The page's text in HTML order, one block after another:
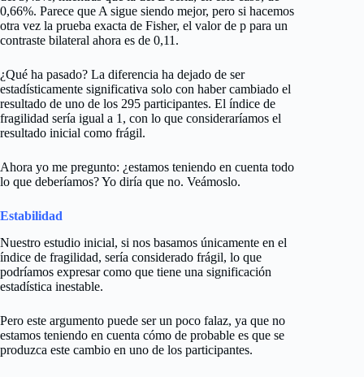
0,66%. Parece que A sigue siendo mejor, pero si hacemos
otra vez la prueba exacta de Fisher, el valor de p para un
contraste bilateral ahora es de 0,11.
¿Qué ha pasado? La diferencia ha dejado de ser
estadísticamente significativa solo con haber cambiado el
resultado de uno de los 295 participantes. El índice de
fragilidad sería igual a 1, con lo que consideraríamos el
resultado inicial como frágil.
Ahora yo me pregunto: ¿estamos teniendo en cuenta todo
lo que deberíamos? Yo diría que no. Veámoslo.
Estabilidad
Nuestro estudio inicial, si nos basamos únicamente en el
índice de fragilidad, sería considerado frágil, lo que
podríamos expresar como que tiene una significación
estadística inestable.
Pero este argumento puede ser un poco falaz, ya que no
estamos teniendo en cuenta cómo de probable es que se
produzca este cambio en uno de los participantes.